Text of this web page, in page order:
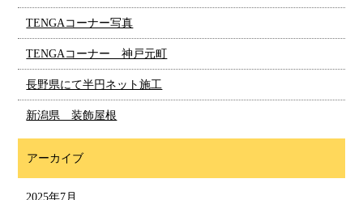
TENGAコーナー写真
TENGAコーナー 神戸元町
長野県にて半円ネット施工
新潟県 装飾屋根
アーカイブ
2025年7月